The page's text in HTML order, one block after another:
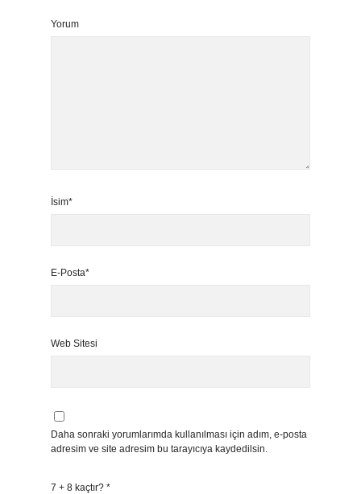
Yorum
İsim*
E-Posta*
Web Sitesi
Daha sonraki yorumlarımda kullanılması için adım, e-posta
adresim ve site adresim bu tarayıcıya kaydedilsin.
7 + 8 kaçtır? *